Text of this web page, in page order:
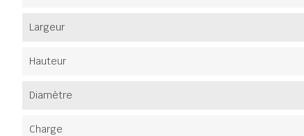
Largeur
Hauteur
Diamètre
Charge